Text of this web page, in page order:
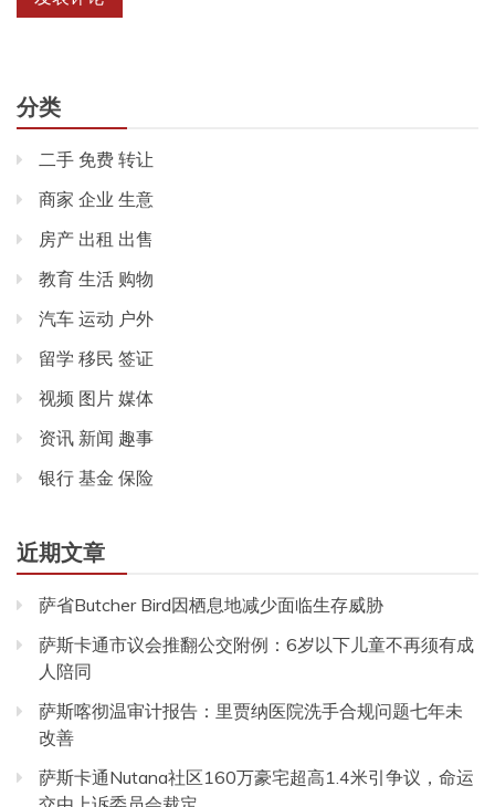
分类
二手 免费 转让
商家 企业 生意
房产 出租 出售
教育 生活 购物
汽车 运动 户外
留学 移民 签证
视频 图片 媒体
资讯 新闻 趣事
银行 基金 保险
近期文章
萨省Butcher Bird因栖息地减少面临生存威胁
萨斯卡通市议会推翻公交附例：6岁以下儿童不再须有成
人陪同
萨斯喀彻温审计报告：里贾纳医院洗手合规问题七年未
改善
萨斯卡通Nutana社区160万豪宅超高1.4米引争议，命运